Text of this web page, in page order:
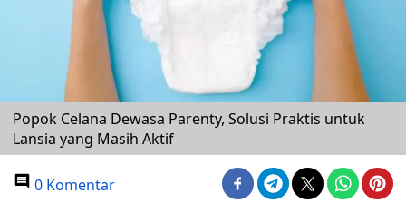
Popok Celana Dewasa Parenty, Solusi Praktis untuk
Lansia yang Masih Aktif
0 Komentar